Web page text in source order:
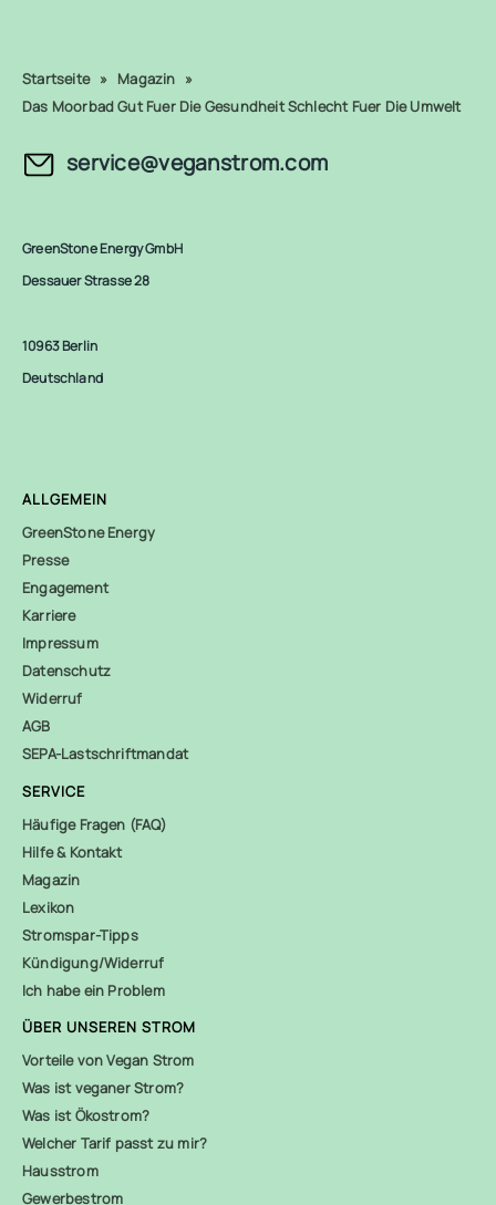
Startseite » Magazin »
Das Moorbad Gut Fuer Die Gesundheit Schlecht Fuer Die Umwelt
service@veganstrom.com
GreenStone Energy GmbH
Dessauer Strasse 28
10963 Berlin
Deutschland
ALLGEMEIN
GreenStone Energy
Presse
Engagement
Karriere
Impressum
Datenschutz
Widerruf
AGB
SEPA-Lastschriftmandat
SERVICE
Häufige Fragen (FAQ)
Hilfe & Kontakt
Magazin
Lexikon
Stromspar-Tipps
Kündigung/Widerruf
Ich habe ein Problem
ÜBER UNSEREN STROM
Vorteile von Vegan Strom
Was ist veganer Strom?
Was ist Ökostrom?
Welcher Tarif passt zu mir?
Hausstrom
Gewerbestrom